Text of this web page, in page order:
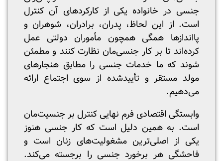
جنسی در خانواده یکی از کارکردهای آن کنترل
است. از این لحاظ، پدران، برادران، شوهران و
پااندازها همگی همچون مأموران دولتی عمل
کرده‌اند تا بر کار جنسی‌مان نظارت کنند و مطمئن
شوند که ما خدمات جنسی را مطابق هنجارهای
مولد مستقر و تأییدشده از سوی اجتماع ارائه
می‌دهیم.
وابستگی اقتصادی فرم نهایی کنترل بر جنسیت‌مان
است. به همین دلیل است که کار جنسی هنوز
یکی از اصلی‌ترین مشغولیت‌های زنان است و
فاحشگی هر برخورد جنسی را برجسته می‌کند.